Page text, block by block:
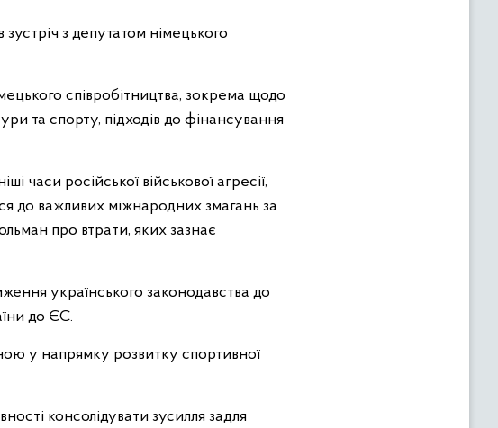
співробітництва, зокрема щодо
та спорту, підходів до фінансування
часи російської військової агресії,
до важливих міжнародних змагань за
про втрати, яких зазнає
українського законодавства до
до ЄС.
у напрямку розвитку спортивної
консолідувати зусилля задля